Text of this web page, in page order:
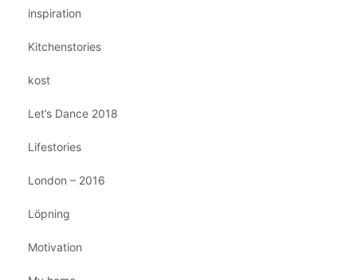
inspiration
Kitchenstories
kost
Let’s Dance 2018
Lifestories
London – 2016
Löpning
Motivation